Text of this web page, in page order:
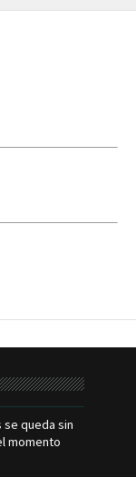
se queda sin
momento